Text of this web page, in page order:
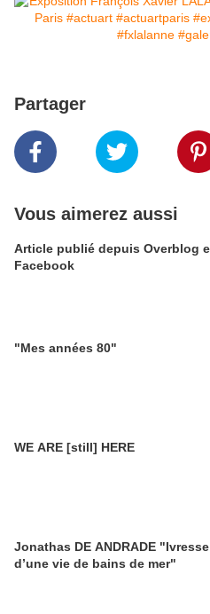
Partager
Vous aimerez aussi
Article publié depuis Overblog et
Facebook
"Mes années 80"
WE ARE [still] HERE
Jonathas DE ANDRADE "Ivresse
d’une vie de bains de mer"